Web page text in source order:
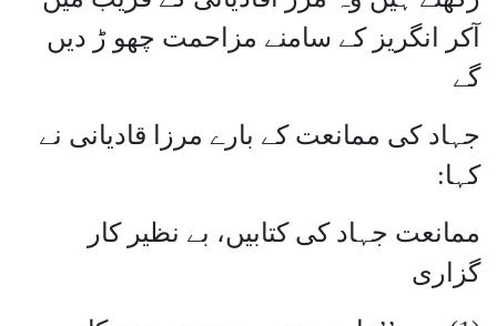
آکر انگریز کے سامنے مزاحمت چھو ڑ دیں
گے
جہاد کی ممانعت کے بارے مرزا قادیانی نے
کہا:
ممانعت جہاد کی کتابیں، بے نظیر کار
گزاری